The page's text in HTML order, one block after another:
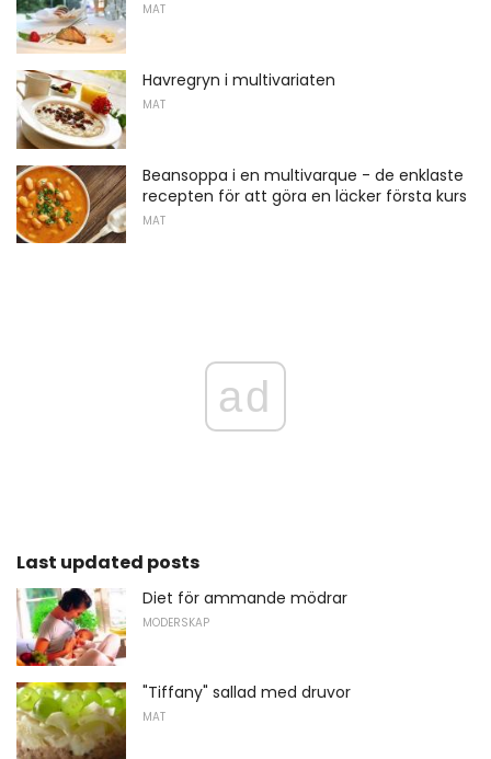
MAT
Havregryn i multivariaten
MAT
Beansoppa i en multivarque - de enklaste
recepten för att göra en läcker första kurs
MAT
ad
Last updated posts
Diet för ammande mödrar
MODERSKAP
"Tiffany" sallad med druvor
MAT